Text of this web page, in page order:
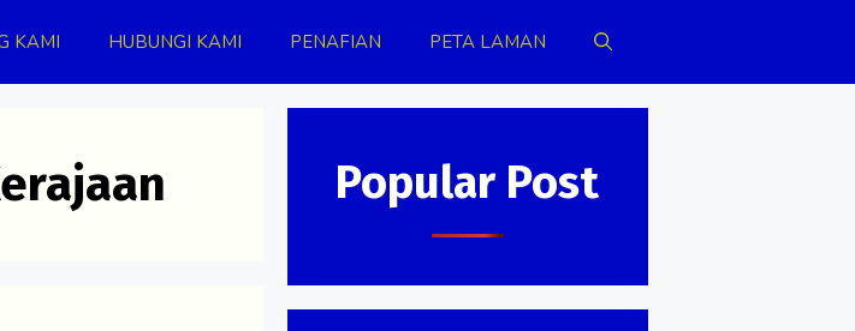
KAMI HUBUNGI KAMI PENAFIAN PETA LAMAN
Popular Post